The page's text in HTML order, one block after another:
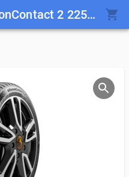
Continental AllSeasonContact 2 225/65 R17 106 V XL